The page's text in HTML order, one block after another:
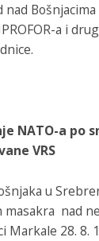
a i
NATO-a po
VRS
u
nad
Markale 28. 8.